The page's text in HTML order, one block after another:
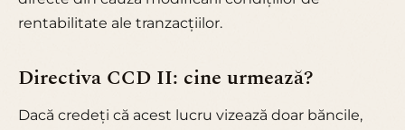
rentabilitate ale tranzacțiilor.
Directiva CCD II: cine urmează?
Dacă credeți că acest lucru vizează doar băncile,